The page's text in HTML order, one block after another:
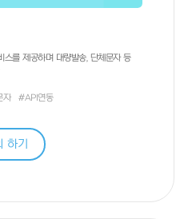
를 제공하며 대량발송, 단체문자 등
자 #API연동
하기